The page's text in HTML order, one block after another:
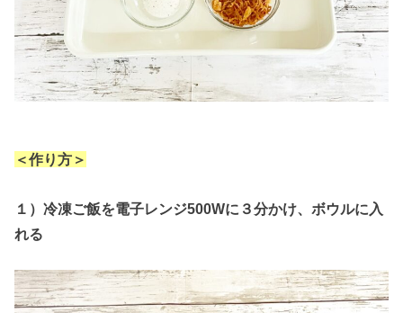
＜作り方＞
１）冷凍ご飯を電子レンジ500Wに３分かけ、ボウルに入
れる